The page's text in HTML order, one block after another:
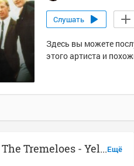
Слушать
Здесь вы можете
этого артиста и
Ещё
Музыка похожая на The Tremeloes - Yellow River